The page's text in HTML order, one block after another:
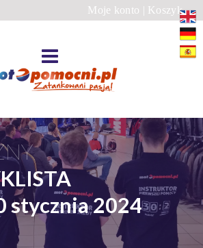
Moje konto | Koszyk
stycznia 2024